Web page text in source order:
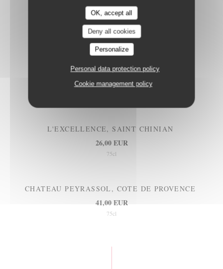
OK, accept all
Deny all cookies
Personalize
Personal data protection policy
Cookie management policy
167,00 EUR
75cl
Les Rosés
L'EXCELLENCE, SAINT CHINIAN
26,00 EUR
75cl
CHATEAU PEYRASSOL, COTE DE PROVENCE
41,00 EUR
75cl